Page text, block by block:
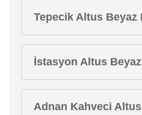
Tepecik Altus Beyaz
İstasyon Altus
Adnan Kahveci